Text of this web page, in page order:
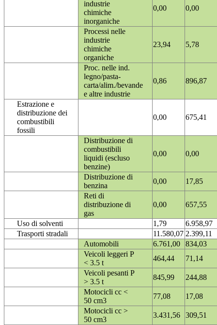
industrie
chimiche
inorganiche
0,00 0,00
Processi nelle
industrie
chimiche
organiche
23,94 5,78
Proc. nelle ind.
legno/pasta-
carta/alim./bevande
e altre industrie
0,86 896,87
Estrazione e
distribuzione dei
combustibili
fossili
0,00 675,41
Distribuzione di
combustibili
liquidi (escluso
benzine)
0,00 0,00
Distribuzione di
benzina
0,00
17,85
Reti di
distribuzione di
gas
0,00 657,55
Uso di solventi 1,79
6.958,97
Trasporti stradali
11.580,07 2.399,11
Automobili
6.761,00
834,03
Veicoli leggeri P
< 3.5 t
464,44
71,14
Veicoli pesanti P
> 3.5 t
845,99
244,88
Motocicli cc <
50 cm3
77,08
17,08
Motocicli cc >
50 cm3
3.431,56
309,51